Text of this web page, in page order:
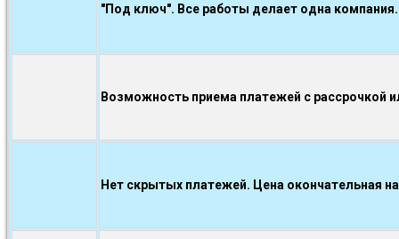
"Под ключ". Все работы делает одна компания.
Возможность приема платежей с рассрочкой
Нет скрытых платежей. Цена окончательная